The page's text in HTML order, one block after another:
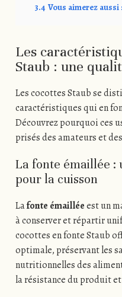
3.4 Vous aimerez aussi :
Les
Staub : une
Les cocottes Staub se
caractéristiques qui en
Découvrez pourquoi ces
prisés des amateurs et
La fonte émaillée :
pour la cuisson
Lafonte émailléeest un
à conserver et répartir
cocottes en fonte Staub
optimale, préservant les
nutritionnelles des
la résistance du produit